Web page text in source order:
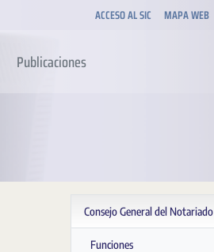
ACCESO AL SIC MAPA WEB
Publicaciones
Consejo General del Notariado
Funciones